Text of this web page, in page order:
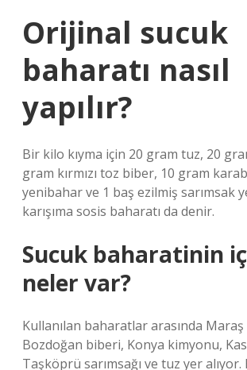
Orijinal sucuk
baharatı nasıl
yapılır?
Bir kilo kıyma için 20 gram tuz, 20
gram kırmızı toz biber, 10 gram
yenibahar ve 1 baş ezilmiş sarımsak
karışıma sosis baharatı da denir.
Sucuk baharatinin
neler var?
Kullanılan baharatlar arasında Maraş
Bozdoğan biberi, Konya kimyonu,
Taşköprü sarımsağı ve tuz yer